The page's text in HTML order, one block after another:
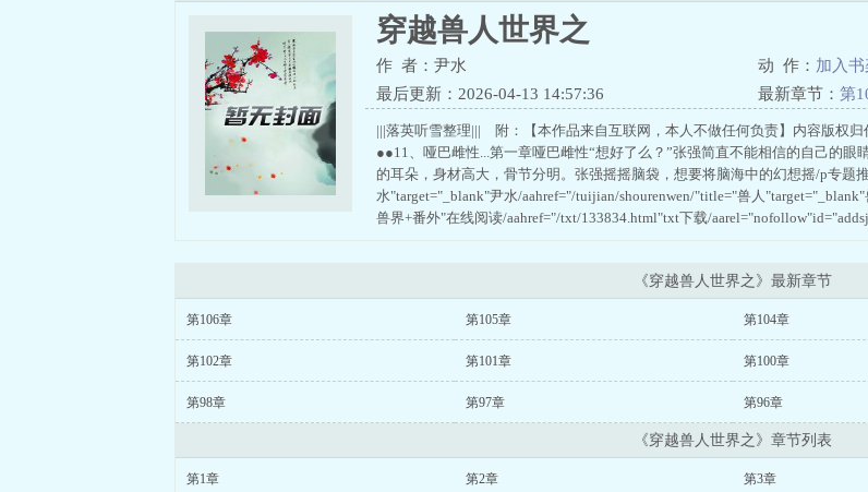
穿越兽人世界之
作 者：尹水 动 作： 加入书
最后更新：2026-04-13 14:57:36
最新章节： 第
|||落英听雪整理||| 附：【本作品来自互联网，本人不做任何负责】内容
●●11、哑巴雌性...第一章哑巴雌性“想好了么？”张强简直不能相信的自己的
的耳朵，身材高大，骨节分明。张强摇摇脑袋，想要将脑海中的幻想摇/p专题
水"target="_blank"尹水/aahref="/tuijian/shourenwen/"title="兽人
兽界+番外"在线阅读/aahref="/txt/133834.html"txt下载/
《穿越兽人世界之》最新章节
第106章 第105章 第104章
第102章 第101章 第100章
第98章 第97章 第96章
《穿越兽人世界之》章节列表
第1章 第2章 第3章